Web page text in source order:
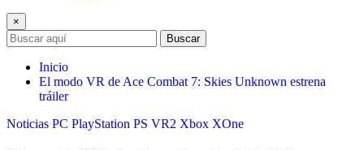
×
Buscar
Inicio
El modo VR de Ace Combat 7: Skies Unknown estrena
tráiler
Noticias PC PlayStation PS VR2 Xbox XOne